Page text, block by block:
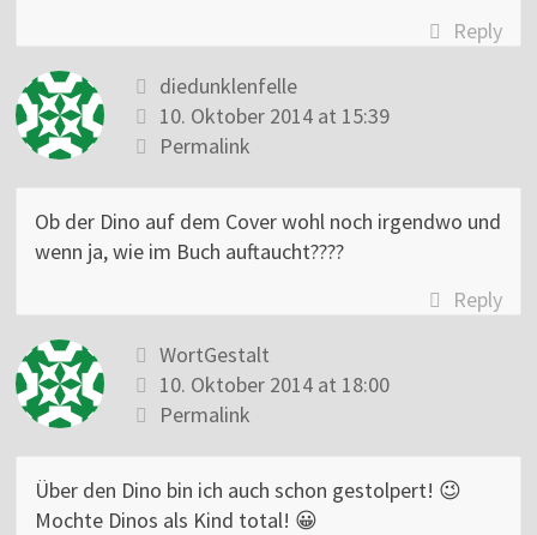
Reply
diedunklenfelle
10. Oktober 2014 at 15:39
Permalink
Ob der Dino auf dem Cover wohl noch irgendwo und
wenn ja, wie im Buch auftaucht????
Reply
WortGestalt
10. Oktober 2014 at 18:00
Permalink
Über den Dino bin ich auch schon gestolpert! 😉
Mochte Dinos als Kind total! 😀